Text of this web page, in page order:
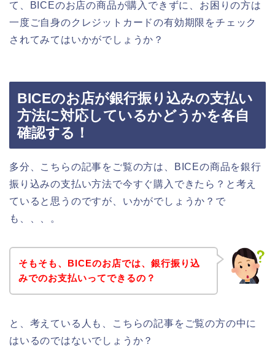
て、BICEのお店の商品が購入できずに、お困りの方は
一度ご自身のクレジットカードの有効期限をチェック
されてみてはいかがでしょうか？
BICEのお店が銀行振り込みの支払い
方法に対応しているかどうかを各自
確認する！
多分、こちらの記事をご覧の方は、BICEの商品を銀行
振り込みの支払い方法で今すぐ購入できたら？と考え
ていると思うのですが、いかがでしょうか？で
も、、、。
そもそも、BICEのお店では、銀行振り込
みでのお支払いってできるの？
と、考えている人も、こちらの記事をご覧の方の中に
はいるのではないでしょうか？